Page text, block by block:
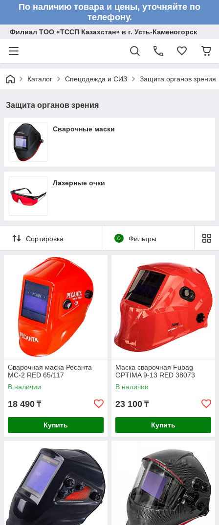
По наличию товара и цены, уточняйте по
телефону.
Филиал ТОО «ТССП Казахстан» в г. Усть-Каменогорск
Каталог Спецодежда и СИЗ Защита органов зрения
Защита органов зрения
Сварочные маски
Лазерные очки
Сортировка 0 Фильтры
Сварочная маска Ресанта
МС-2 RED 65/117
В наличии
18 490 ₸
Купить
Маска сварочная Fubag
OPTIMA 9-13 RED 38073
В наличии
23 100 ₸
Купить